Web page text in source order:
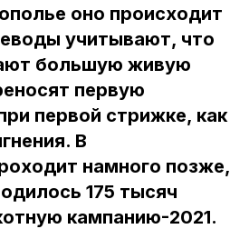
оно происходит
учитывают, что
большую живую
первую
первой стрижке, как
В
намного позже,
175 тысяч
кампанию-2021.